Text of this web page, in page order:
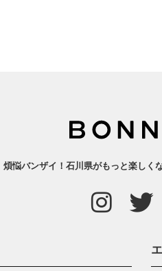
煩悩バンザイ！石川県がもっと楽しく